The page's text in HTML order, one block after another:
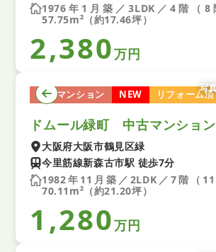
1976年1月築／3LDK／4階（8
57.75m²（約17.46坪）
2,380万円
中古マンション NEW リフォーム済
写
ドムール緑町 中古マンション
大阪府大阪市鶴見区緑
今里筋線新森古市駅 徒歩7分
1982年11月築／2LDK／7階（
70.11m²（約21.20坪）
1,280万円